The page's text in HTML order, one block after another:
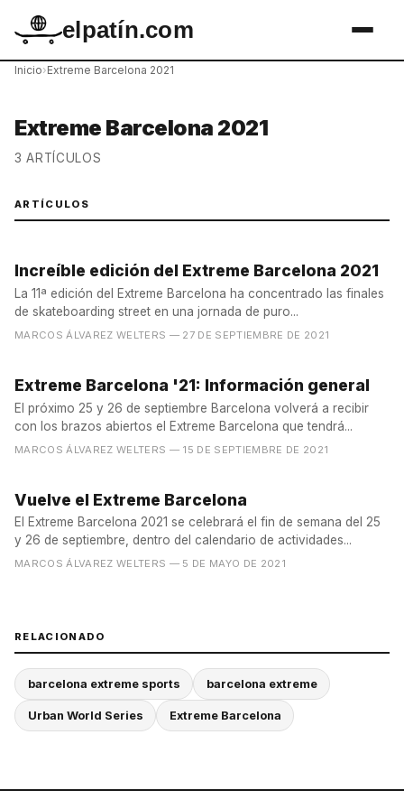
elpatín.com
Inicio›Extreme Barcelona 2021
Extreme Barcelona 2021
3 ARTÍCULOS
ARTÍCULOS
Increíble edición del Extreme Barcelona 2021
La 11ª edición del Extreme Barcelona ha concentrado las finales
de skateboarding street en una jornada de puro...
MARCOS ÁLVAREZ WELTERS — 27 DE SEPTIEMBRE DE 2021
Extreme Barcelona '21: Información general
El próximo 25 y 26 de septiembre Barcelona volverá a recibir
con los brazos abiertos el Extreme Barcelona que tendrá...
MARCOS ÁLVAREZ WELTERS — 15 DE SEPTIEMBRE DE 2021
Vuelve el Extreme Barcelona
El Extreme Barcelona 2021 se celebrará el fin de semana del 25
y 26 de septiembre, dentro del calendario de actividades...
MARCOS ÁLVAREZ WELTERS — 5 DE MAYO DE 2021
RELACIONADO
barcelona extreme sports barcelona extreme
Urban World Series Extreme Barcelona